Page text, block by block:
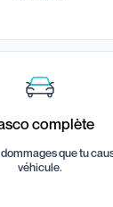
complète
que tu
véhicule.